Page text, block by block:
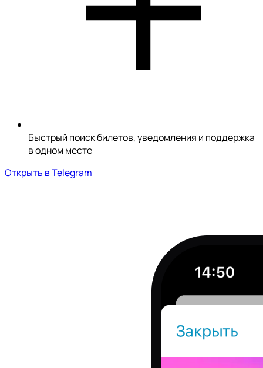
Быстрый поиск билетов, уведомления и поддержка
в одном месте
Открыть в Telegram